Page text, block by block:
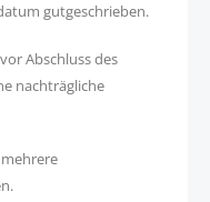
gutgeschrieben.
Abschluss des
nachträgliche